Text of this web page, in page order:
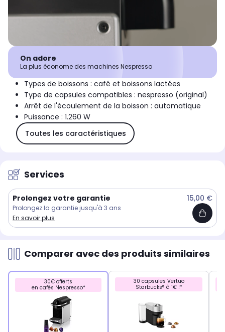
On adore
La plus économe des machines Nespresso
Types de boissons : café et boissons lactées
Type de capsules compatibles : nespresso (original)
Arrêt de l'écoulement de la boisson : automatique
Puissance : 1.260 W
Toutes les caractéristiques
Services
Prolongez votre garantie 15,00 €
Prolongez la garantie jusqu'à 3 ans
En savoir plus
Comparer avec des produits similaires
30€ offerts
en cafés Nespresso*
30 capsules Vertuo
Starbucks® à 1€ !*